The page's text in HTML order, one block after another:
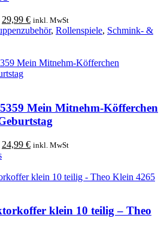
29,99 €Aktueller
Preis
inkl. MwSt
, Rollenspiele, Schmink- &
Mein Mitnehm-Köfferchen
€
24,99 €Aktueller
24,99 €.
inkl. MwSt
klein 10 teilig – Theo